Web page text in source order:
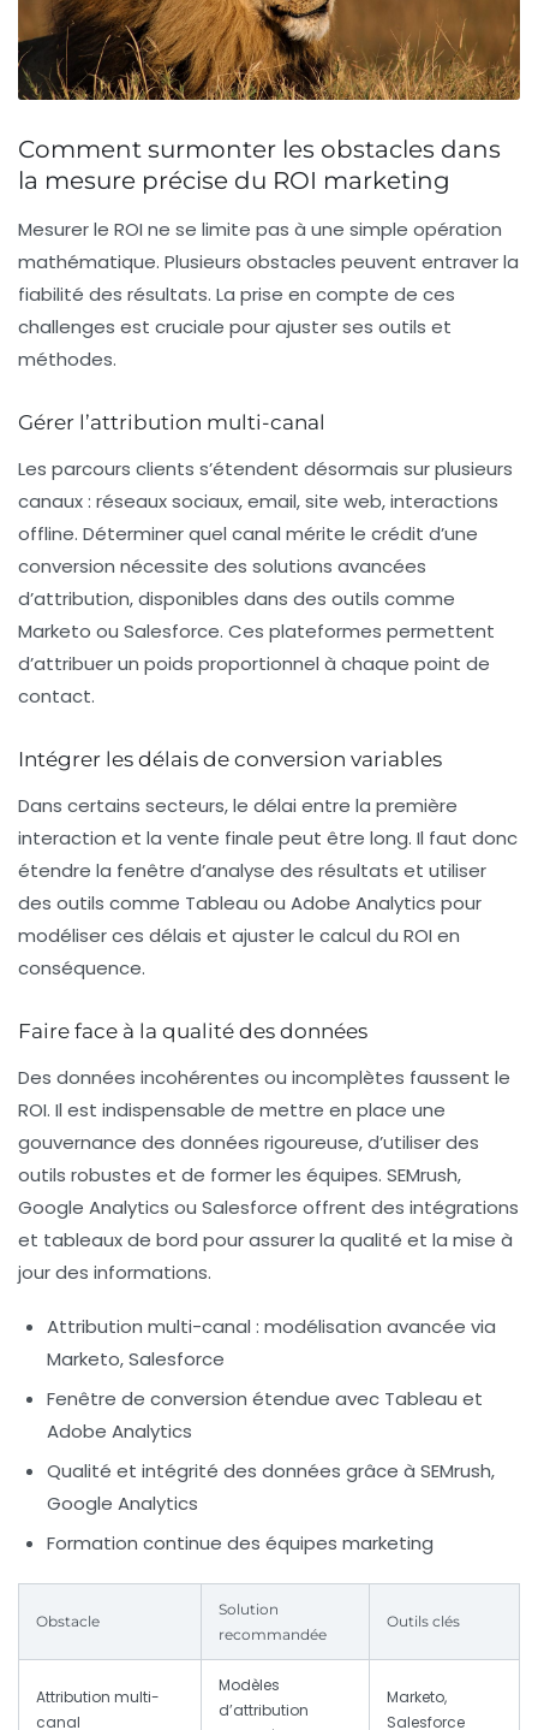
Comment surmonter les obstacles dans
la mesure précise du ROI marketing
Mesurer le ROI ne se limite pas à une simple opération
mathématique. Plusieurs obstacles peuvent entraver la
fiabilité des résultats. La prise en compte de ces
challenges est cruciale pour ajuster ses outils et
méthodes.
Gérer l’attribution multi-canal
Les parcours clients s’étendent désormais sur plusieurs
canaux : réseaux sociaux, email, site web, interactions
offline. Déterminer quel canal mérite le crédit d’une
conversion nécessite des solutions avancées
d’attribution, disponibles dans des outils comme
Marketo ou Salesforce. Ces plateformes permettent
d’attribuer un poids proportionnel à chaque point de
contact.
Intégrer les délais de conversion variables
Dans certains secteurs, le délai entre la première
interaction et la vente finale peut être long. Il faut donc
étendre la fenêtre d’analyse des résultats et utiliser
des outils comme Tableau ou Adobe Analytics pour
modéliser ces délais et ajuster le calcul du ROI en
conséquence.
Faire face à la qualité des données
Des données incohérentes ou incomplètes faussent le
ROI. Il est indispensable de mettre en place une
gouvernance des données rigoureuse, d’utiliser des
outils robustes et de former les équipes. SEMrush,
Google Analytics ou Salesforce offrent des intégrations
et tableaux de bord pour assurer la qualité et la mise à
jour des informations.
Attribution multi-canal : modélisation avancée via
Marketo, Salesforce
Fenêtre de conversion étendue avec Tableau et
Adobe Analytics
Qualité et intégrité des données grâce à SEMrush,
Google Analytics
Formation continue des équipes marketing
Obstacle
Solution
recommandée
Outils clés
Attribution multi-
canal
Modèles
d’attribution
Marketo,
Salesforce